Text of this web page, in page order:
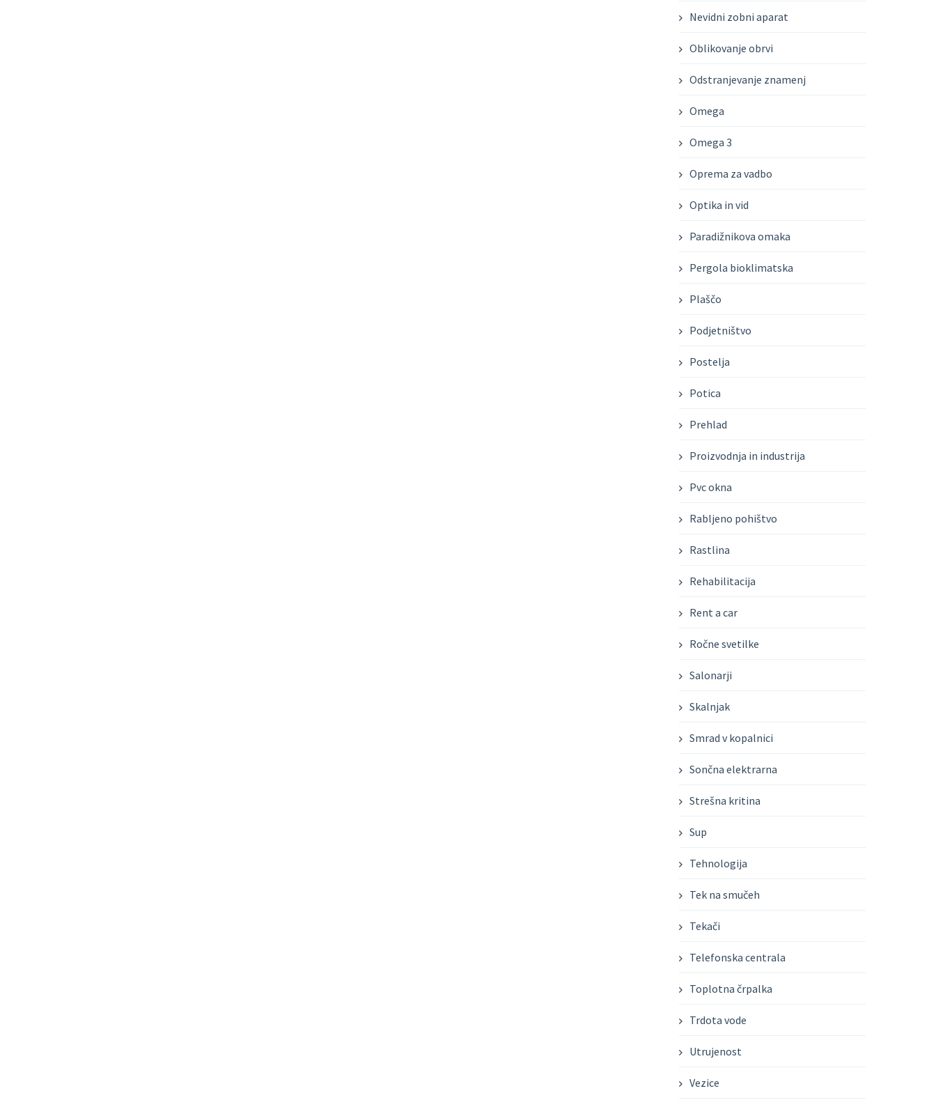
Nevidni zobni aparat
Oblikovanje obrvi
Odstranjevanje znamenj
Omega
Omega 3
Oprema za vadbo
Optika in vid
Paradižnikova omaka
Pergola bioklimatska
Plaščo
Podjetništvo
Postelja
Potica
Prehlad
Proizvodnja in industrija
Pvc okna
Rabljeno pohištvo
Rastlina
Rehabilitacija
Rent a car
Ročne svetilke
Salonarji
Skalnjak
Smrad v kopalnici
Sončna elektrarna
Strešna kritina
Sup
Tehnologija
Tek na smučeh
Tekači
Telefonska centrala
Toplotna črpalka
Trdota vode
Utrujenost
Vezice